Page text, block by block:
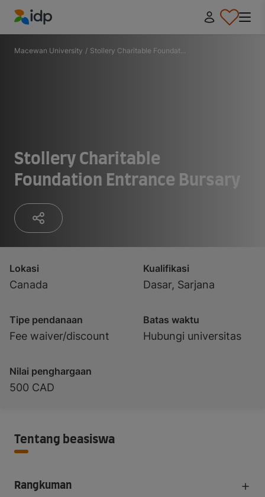
IDP Education
Macewan University / Stollery Charitable Foundat...
Stollery Charitable
Foundation Entrance Bursary
Lokasi
Canada
Kualifikasi
Dasar, Sarjana
Tipe pendanaan
Fee waiver/discount
Batas waktu
Hubungi universitas
Nilai penghargaan
500 CAD
Tentang beasiswa
Rangkuman